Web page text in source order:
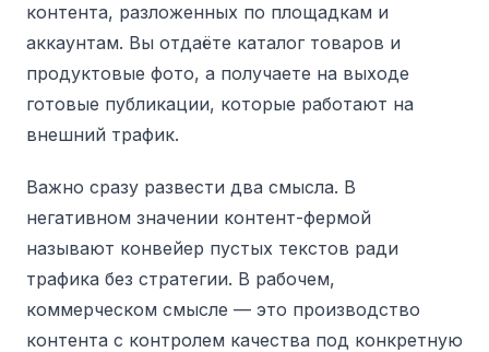
контента, разложенных по площадкам и
аккаунтам. Вы отдаёте каталог товаров и
продуктовые фото, а получаете на выходе
готовые публикации, которые работают на
внешний трафик.
Важно сразу развести два смысла. В
негативном значении контент-фермой
называют конвейер пустых текстов ради
трафика без стратегии. В рабочем,
коммерческом смысле — это производство
контента с контролем качества под конкретную